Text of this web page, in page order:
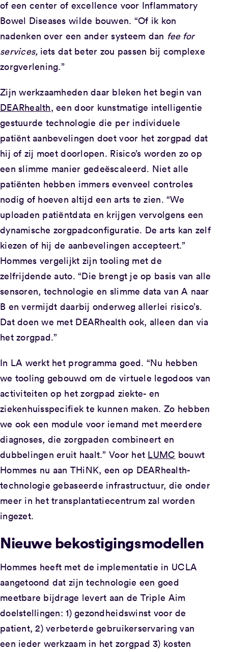
of een center of excellence voor Inflammatory
Bowel Diseases wilde bouwen. “Of ik kon
nadenken over een ander systeem dan fee for
services, iets dat beter zou passen bij complexe
zorgverlening.”
Zijn werkzaamheden daar bleken het begin van
DEARhealth, een door kunstmatige intelligentie
gestuurde technologie die per individuele
patiënt aanbevelingen doet voor het zorgpad dat
hij of zij moet doorlopen. Risico’s worden zo op
een slimme manier gedeëscaleerd. Niet alle
patiënten hebben immers evenveel controles
nodig of hoeven altijd een arts te zien. “We
uploaden patiëntdata en krijgen vervolgens een
dynamische zorgpadconfiguratie. De arts kan zelf
kiezen of hij de aanbevelingen accepteert.”
Hommes vergelijkt zijn tooling met de
zelfrijdende auto. “Die brengt je op basis van alle
sensoren, technologie en slimme data van A naar
B en vermijdt daarbij onderweg allerlei risico’s.
Dat doen we met DEARhealth ook, alleen dan via
het zorgpad.”
In LA werkt het programma goed. “Nu hebben
we tooling gebouwd om de virtuele legodoos van
activiteiten op het zorgpad ziekte- en
ziekenhuisspecifiek te kunnen maken. Zo hebben
we ook een module voor iemand met meerdere
diagnoses, die zorgpaden combineert en
dubbelingen eruit haalt.” Voor het LUMC bouwt
Hommes nu aan THiNK, een op DEARhealth-
technologie gebaseerde infrastructuur, die onder
meer in het transplantatiecentrum zal worden
ingezet.
Nieuwe bekostigingsmodellen
Hommes heeft met de implementatie in UCLA
aangetoond dat zijn technologie een goed
meetbare bijdrage levert aan de Triple Aim
doelstellingen: 1) gezondheidswinst voor de
patient, 2) verbeterde gebruikerservaring van
een ieder werkzaam in het zorgpad 3) kosten